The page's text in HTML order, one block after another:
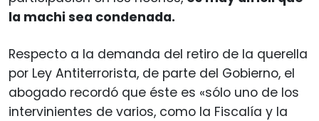
la machi sea condenada.
Respecto a la demanda del retiro de la querella
por Ley Antiterrorista, de parte del Gobierno, el
abogado recordó que éste es «sólo uno de los
intervinientes de varios, como la Fiscalía y la